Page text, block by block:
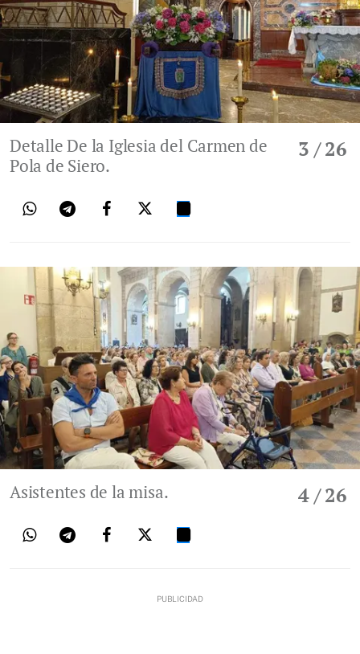
3 / 26
Detalle De la Iglesia del Carmen de
Pola de Siero.
4/ 26
Asistentes de la misa.